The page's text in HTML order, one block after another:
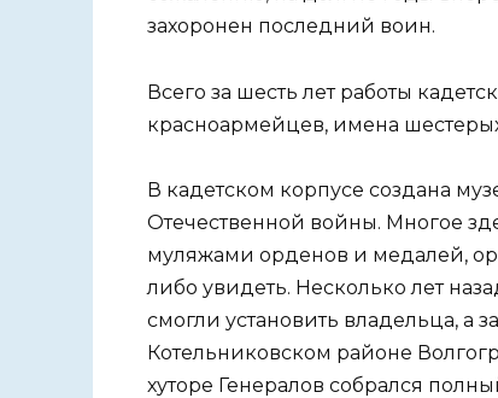
захоронен последний воин.
Всего за шесть лет работы
красноармейцев, имена
В кадетском корпусе создана
Отечественной войны. Многое
муляжами орденов и медалей,
либо увидеть. Несколько лет
смогли установить владельца, а
Котельниковском районе
хуторе Генералов собрался